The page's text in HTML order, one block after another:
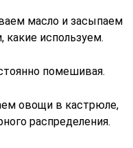
масло и засыпаем
какие используем.
помешивая.
овощи в кастрюле,
распределения.